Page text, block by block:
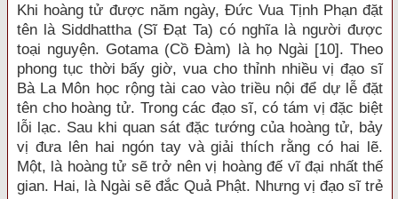
Khi hoàng tử được năm ngày, Đức Vua Tịnh Phạn đặt
tên là Siddhattha (Sĩ Đạt Ta) có nghĩa là người được
toại nguyện. Gotama (Cồ Đàm) là họ Ngài [10]. Theo
phong tục thời bấy giờ, vua cho thỉnh nhiều vị đạo sĩ
Bà La Môn học rộng tài cao vào triều nội để dự lễ đặt
tên cho hoàng tử. Trong các đạo sĩ, có tám vị đặc biệt
lỗi lạc. Sau khi quan sát đặc tướng của hoàng tử, bảy
vị đưa lên hai ngón tay và giải thích rằng có hai lẽ.
Một, là hoàng tử sẽ trở nên vị hoàng đế vĩ đại nhất thế
gian. Hai, là Ngài sẽ đắc Quả Phật. Nhưng vị đạo sĩ trẻ